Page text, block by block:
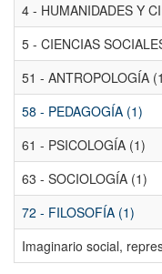
4 - HUMANIDADES Y
5 - CIENCIAS
51 - ANTROPOLOGÍA
58 - PEDAGOGÍA (1)
61 - PSICOLOGÍA (1)
63 - SOCIOLOGÍA (1)
72 - FILOSOFÍA (1)
Imaginario social,